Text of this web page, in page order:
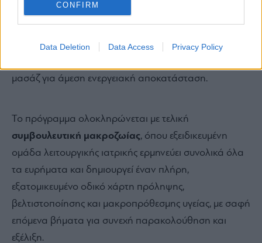
CONFIRM
Data Deletion Data Access Privacy Policy
ενίσχυση της οξυγόνωσης, ανοσοτροποποίηση και
μιτοχονδριακή υποστήριξη, καθώς και ενδοφλέβια
έγχυση βιταμινών, γλουταθειόνης, NAD+ ή μαγνησίου,
μασάζ για άμεση ενεργειακή αποκατάσταση.
Το πρόγραμμα ολοκληρώνεται με τελική
συμβουλευτική μακροζωίας, όπου εξειδικευμένη
ομάδα λειτουργικής ιατρικής ερμηνεύει συνολικά όλα
τα ευρήματα και δημιουργεί έναν πλήρη,
εξατομικευμένο οδικό χάρτη πρόληψης,
βελτιστοποίησης και μακροπρόθεσμης υγείας, με σαφή
επόμενα βήματα για συνεχή παρακολούθηση και
εξέλιξη.